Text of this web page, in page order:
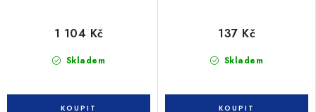
Skladem
1 104 Kč
Skladem
137 Kč